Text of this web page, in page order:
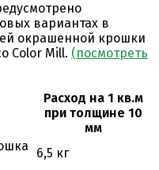
вариантах в
окрашенной крошки
Color Mill. (посмотреть
Расход на 1 кв.м
при толщине 10
мм
6,5 кг